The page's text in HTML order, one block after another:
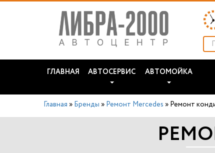
ГЛАВНАЯ АВТОСЕРВИС АВТОМОЙКА
Главная » Бренды » Ремонт Mercedes » Ремонт